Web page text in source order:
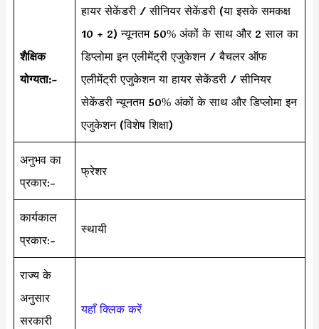
शैक्षिक
योग्यता:-
हायर सेकेंडरी / सीनियर सेकेंडरी (या इसके समकक्ष
10 + 2) न्यूनतम 50% अंकों के साथ और 2 साल का
डिप्लोमा इन एलीमेंट्री एजुकेशन / बैचलर ऑफ
एलीमेंट्री एजुकेशन या हायर सेकेंडरी / सीनियर
सेकेंडरी न्यूनतम 50% अंकों के साथ और डिप्लोमा इन
एजुकेशन (विशेष शिक्षा)
अनुभव का
प्रकार:-
फ्रेशर
कार्यकाल
प्रकार:-
स्थायी
राज्य के
अनुसार
सरकारी
यहाँ क्लिक करें